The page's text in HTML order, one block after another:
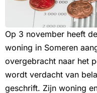
Op 3 november heeft
woning in Someren
overgebracht naar het
wordt verdacht van
geschrift. Zijn woning